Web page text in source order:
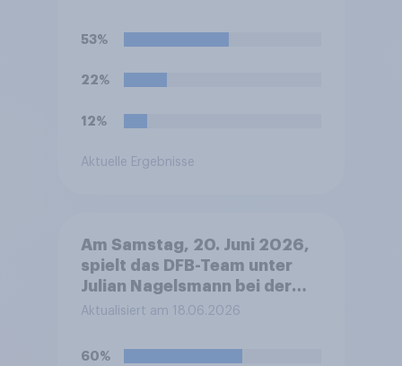
und dem anschließenden
Eröffnungsspiel Mexiko
gegen Südafrika. Werden Sie
Abend verfolgen?
53%
22%
12%
Aktuelle Ergebnisse
Am Samstag, 20. Juni 2026,
spielt das DFB-Team unter
Julian Nagelsmann bei der
Fußball-WM sein zweites
Elfenbeinküste. Was glauben
Aktualisiert am 18.06.2026
60%